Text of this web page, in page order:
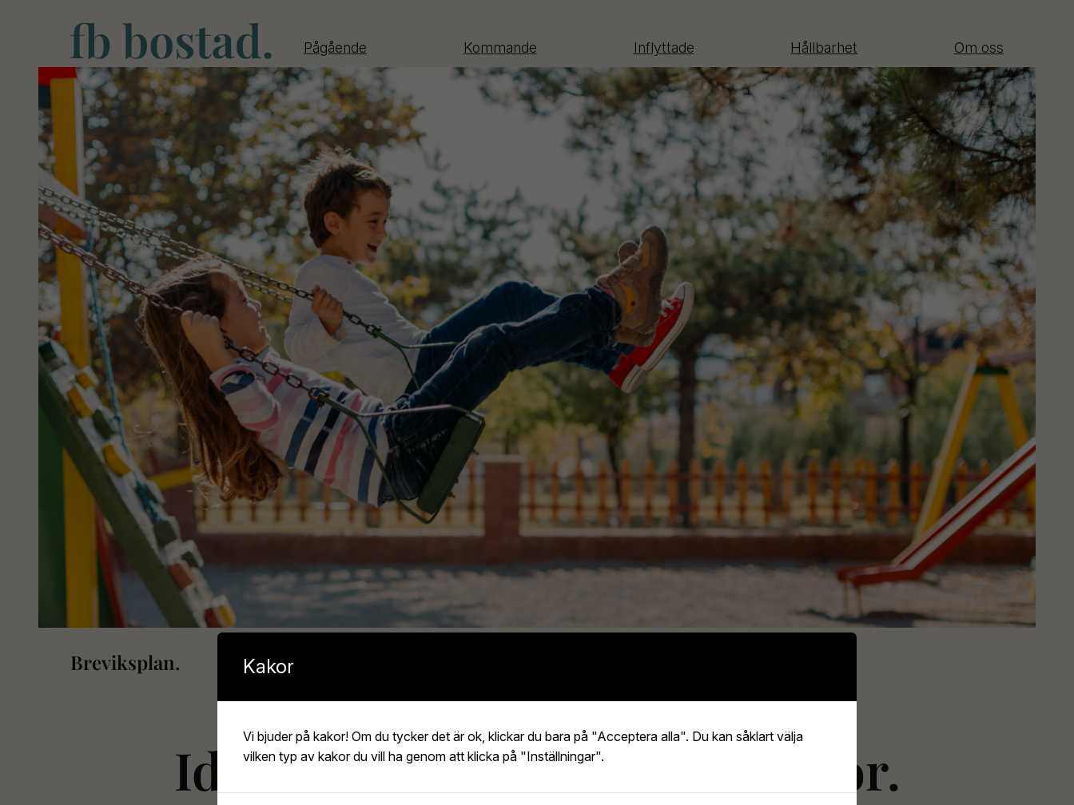
Pågående Kommande Inflyttade Hållbarhet Om oss
Breviksplan.
Idylliskt område med grönytor.
Kakor
Vi bjuder på kakor! Om du tycker det är ok, klickar du bara på "Acceptera alla". Du kan såklart välja
vilken typ av kakor du vill ha genom att klicka på "Inställningar".